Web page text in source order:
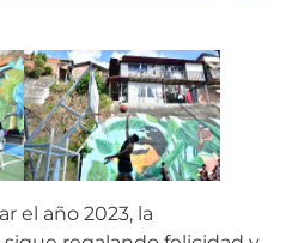
el año 2023, la